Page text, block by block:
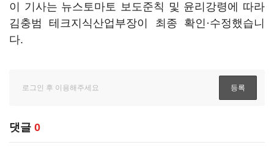
이 기사는 뉴스토마토 보도준칙 및 윤리강령에 따라
김충범 테크지식산업부장이 최종 확인·수정했습니
다.
댓글 0